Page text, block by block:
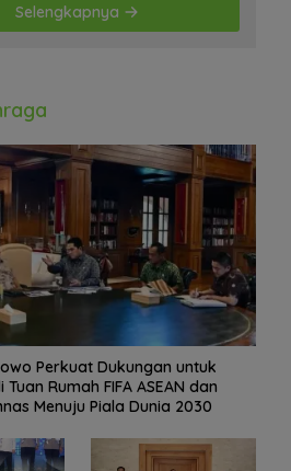
Selengkapnya
Perkuat Dukungan untuk
Rumah FIFA ASEAN dan
Menuju Piala Dunia 2030